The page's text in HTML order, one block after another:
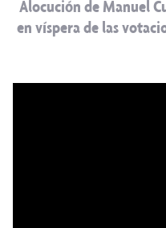
Alocución de Manuel
en víspera de las